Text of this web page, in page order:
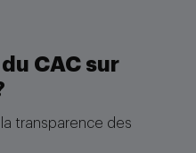
CAC sur
la transparence des